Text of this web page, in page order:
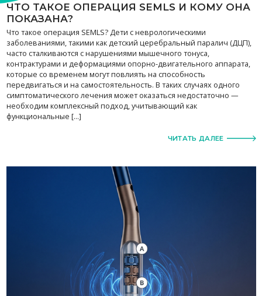
ЧТО ТАКОЕ ОПЕРАЦИЯ SEMLS И КОМУ ОНА
ПОКАЗАНА?
Что такое операция SEMLS? Дети с неврологическими
заболеваниями, такими как детский церебральный паралич (ДЦП),
часто сталкиваются с нарушениями мышечного тонуса,
контрактурами и деформациями опорно-двигательного аппарата,
которые со временем могут повлиять на способность
передвигаться и на самостоятельность. В таких случаях одного
симптоматического лечения может оказаться недостаточно —
необходим комплексный подход, учитывающий как
функциональные […]
ЧИТАТЬ ДАЛЕЕ